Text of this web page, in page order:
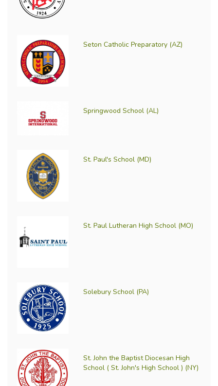
Seton Catholic Preparatory (AZ)
Springwood School (AL)
St. Paul's School (MD)
St. Paul Lutheran High School (MO)
Solebury School (PA)
St. John the Baptist Diocesan High
School ( St. John's High School ) (NY)